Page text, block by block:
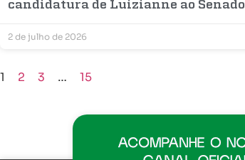
candidatura de Luizianne ao Senado
2 de julho de 2026
1 2 3 … 15